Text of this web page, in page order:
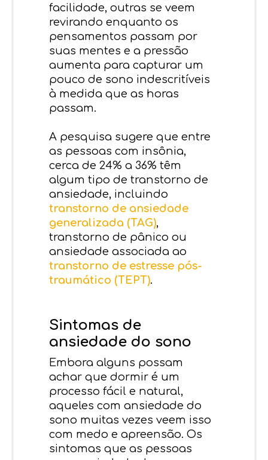
facilidade, outras se veem
revirando enquanto os
pensamentos passam por
suas mentes e a pressão
aumenta para capturar um
pouco de sono indescritíveis
à medida que as horas
passam.
A pesquisa sugere que entre
as pessoas com insônia,
cerca de 24% a 36% têm
algum tipo de transtorno de
ansiedade, incluindo
transtorno de ansiedade
generalizada (TAG),
transtorno de pânico ou
ansiedade associada ao
transtorno de estresse pós-
traumático (TEPT).
Sintomas de
ansiedade do sono
Embora alguns possam
achar que dormir é um
processo fácil e natural,
aqueles com ansiedade do
sono muitas vezes veem isso
com medo e apreensão. Os
sintomas que as pessoas